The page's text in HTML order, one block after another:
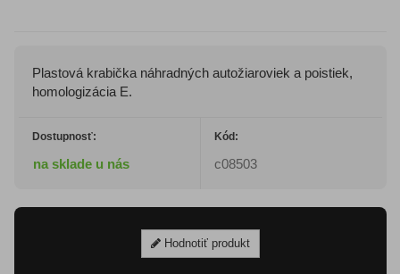
Plastová krabička náhradných autožiaroviek a poistiek,
homologizácia E.
Dostupnosť:
na sklade u nás
Kód:
c08503
Hodnotiť produkt